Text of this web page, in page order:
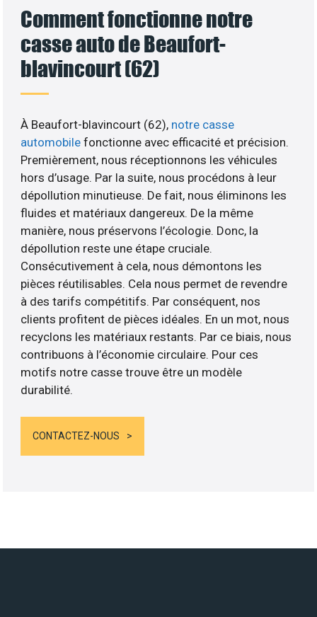
Comment fonctionne notre
casse auto de Beaufort-
blavincourt (62)
À Beaufort-blavincourt (62), notre casse
automobilefonctionne avec efficacité et précision.
Premièrement, nous réceptionnons les véhicules
hors d’usage. Par la suite, nous procédons à leur
dépollution minutieuse. De fait, nous éliminons les
fluides et matériaux dangereux. De la même
manière, nous préservons l’écologie. Donc, la
dépollution reste une étape cruciale.
Consécutivement à cela, nous démontons les
pièces réutilisables. Cela nous permet de revendre
à des tarifs compétitifs. Par conséquent, nos
clients profitent de pièces idéales. En un mot, nous
recyclons les matériaux restants. Par ce biais, nous
contribuons à l’économie circulaire. Pour ces
motifs notre casse trouve être un modèle
durabilité.
CONTACTEZ-NOUS